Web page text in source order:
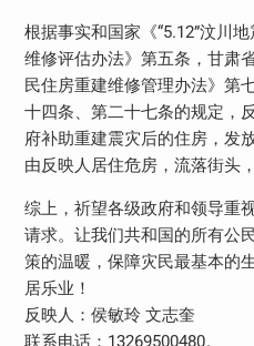
根据事实和国家《“5.12”汶川
维修评估办法》第五条，甘肃
民住房重建维修管理办法》第
十四条、第二十七条的规定，
府补助重建震灾后的住房，发
由反映人居住危房，流落街头
综上，祈望各级政府和领导重
请求。让我们共和国的所有公
策的温暖，保障灾民最基本的
居乐业！
反映人：侯敏玲 文志奎
联系电话：13269500480。